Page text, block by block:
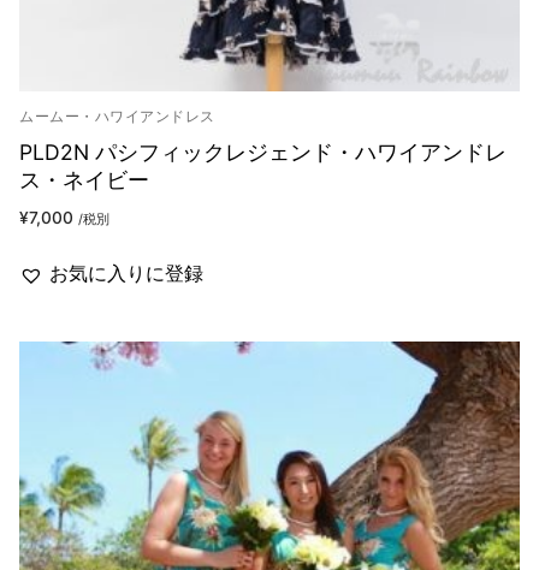
ムームー・ハワイアンドレス
PLD2N パシフィックレジェンド・ハワイアンドレ
ス・ネイビー
¥7,000 /税別
お気に入りに登録